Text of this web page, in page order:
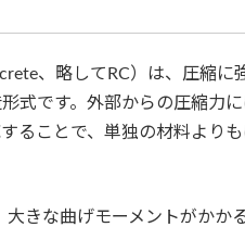
、略してRC）は、圧縮に
式です。外部からの圧縮力
ることで、単独の材料より
きな曲げモーメントがかか